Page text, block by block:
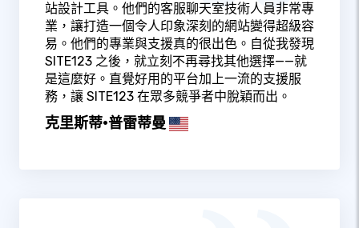
站設計工具。他們的客服聊天室技術人員非常專
業，讓打造一個令人印象深刻的網站變得超級容
易。他們的專業與支援真的很出色。自從我發現
SITE123 之後，就立刻不再尋找其他選擇——就
是這麼好。直覺好用的平台加上一流的支援服
務，讓 SITE123 在眾多競爭者中脫穎而出。
克里斯蒂·普雷蒂曼